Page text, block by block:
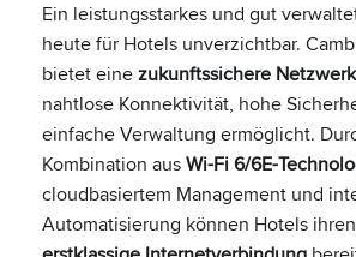
Ein leistungsstarkes und gut
heute für Hotels unverzichtbar.
bietet einezukunftssichere
nahtlose Konnektivität, hohe
einfache Verwaltung ermöglicht.
Kombination ausWi-Fi 6/6E-
cloudbasiertem Management und
Automatisierung können Hotels